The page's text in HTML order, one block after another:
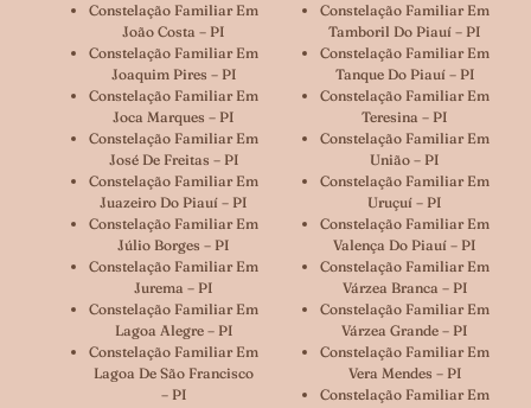
Constelação Familiar Em
João Costa – PI
Constelação Familiar Em
Joaquim Pires – PI
Constelação Familiar Em
Joca Marques – PI
Constelação Familiar Em
José De Freitas – PI
Constelação Familiar Em
Juazeiro Do Piauí – PI
Constelação Familiar Em
Júlio Borges – PI
Constelação Familiar Em
Jurema – PI
Constelação Familiar Em
Lagoa Alegre – PI
Constelação Familiar Em
Lagoa De São Francisco
– PI
Constelação Familiar Em
Tamboril Do Piauí – PI
Constelação Familiar Em
Tanque Do Piauí – PI
Constelação Familiar Em
Teresina – PI
Constelação Familiar Em
União – PI
Constelação Familiar Em
Uruçuí – PI
Constelação Familiar Em
Valença Do Piauí – PI
Constelação Familiar Em
Várzea Branca – PI
Constelação Familiar Em
Várzea Grande – PI
Constelação Familiar Em
Vera Mendes – PI
Constelação Familiar Em